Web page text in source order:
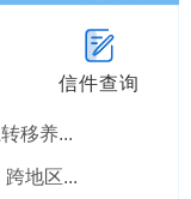
信件查询
移养...
跨地区...